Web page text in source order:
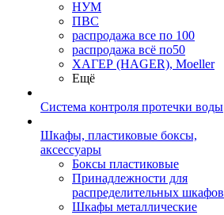
НУМ
ПВС
распродажа все по 100
распродажа всё по50
ХАГЕР (HAGER), Moeller
Ещё
Система контроля протечки воды
Шкафы, пластиковые боксы,
аксессуары
Боксы пластиковые
Принадлежности для
распределительных шкафов
Шкафы металлические